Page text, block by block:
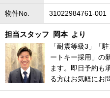
物件No. 31022984761-001
担当スタッフ 岡本 より
「耐震等級3」「
ートキー採用」の
ます。即日予約も
る方はお気軽にお